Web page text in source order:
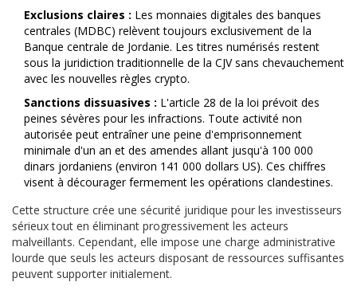
Exclusions claires : Les monnaies digitales des banques
centrales (MDBC) relèvent toujours exclusivement de la
Banque centrale de Jordanie. Les titres numérisés restent
sous la juridiction traditionnelle de la CJV sans chevauchement
avec les nouvelles règles crypto.
Sanctions dissuasives : L'article 28 de la loi prévoit des
peines sévères pour les infractions. Toute activité non
autorisée peut entraîner une peine d'emprisonnement
minimale d'un an et des amendes allant jusqu'à 100 000
dinars jordaniens (environ 141 000 dollars US). Ces chiffres
visent à décourager fermement les opérations clandestines.
Cette structure crée une sécurité juridique pour les investisseurs
sérieux tout en éliminant progressivement les acteurs
malveillants. Cependant, elle impose une charge administrative
lourde que seuls les acteurs disposant de ressources suffisantes
peuvent supporter initialement.